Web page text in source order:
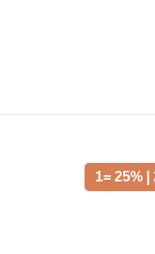
1= 25% |